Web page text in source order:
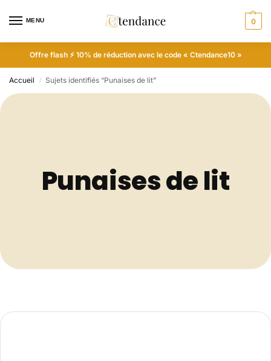
MENU 0
Offre flash ⚡ 10% de réduction avec le code « Ctendance10 »
Accueil / Sujets identifiés “Punaises de lit”
Punaises de lit